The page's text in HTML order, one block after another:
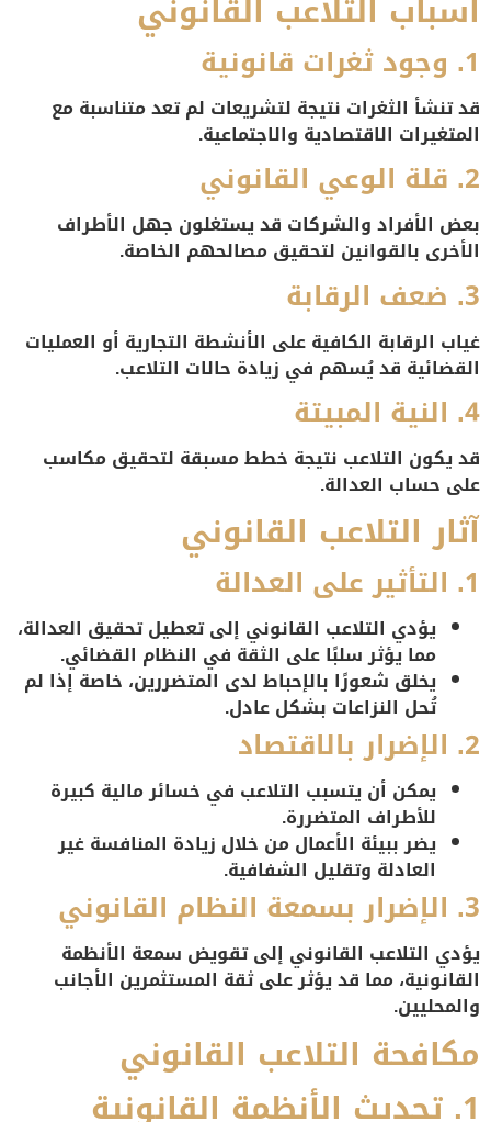
1. وجود ثغرات قانونية
قد تنشأ الثغرات نتيجة لتشريعات لم تعد متناسبة مع
المتغيرات الاقتصادية والاجتماعية.
2. قلة الوعي القانوني
بعض الأفراد والشركات قد يستغلون جهل الأطراف
الأخرى بالقوانين لتحقيق مصالحهم الخاصة.
3. ضعف الرقابة
غياب الرقابة الكافية على الأنشطة التجارية أو العمليات
القضائية قد يُسهم في زيادة حالات التلاعب.
4. النية المبيتة
قد يكون التلاعب نتيجة خطط مسبقة لتحقيق مكاسب
على حساب العدالة.
آثار التلاعب القانوني
1. التأثير على العدالة
يؤدي التلاعب القانوني إلى تعطيل تحقيق العدالة،
مما يؤثر سلبًا على الثقة في النظام القضائي.
يخلق شعورًا بالإحباط لدى المتضررين، خاصة إذا لم
تُحل النزاعات بشكل عادل.
2. الإضرار بالاقتصاد
يمكن أن يتسبب التلاعب في خسائر مالية كبيرة
للأطراف المتضررة.
يضر ببيئة الأعمال من خلال زيادة المنافسة غير
العادلة وتقليل الشفافية.
3. الإضرار بسمعة النظام القانوني
يؤدي التلاعب القانوني إلى تقويض سمعة الأنظمة
القانونية، مما قد يؤثر على ثقة المستثمرين الأجانب
والمحليين.
مكافحة التلاعب القانوني
1. تحديث الأنظمة القانونية